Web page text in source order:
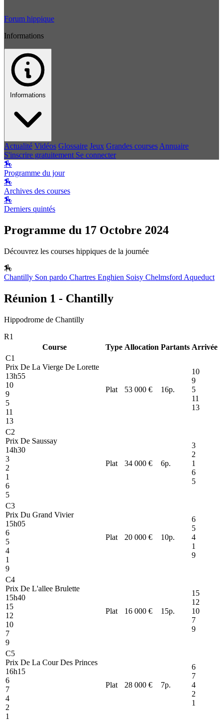
Forum hippique
Informations
Informations
Actualité Vidéos Glossaire Jeux Grandes courses Annuaire
S'inscrire gratuitement Se connecter
🏇
Programme du jour
🏇
Archives des courses
🏇
Derniers quintés
Programme du 17 Octobre 2024
Découvrez les courses hippiques de la journée
🏇
Chantilly Son pardo Chartres Enghien Soisy Chelmsford Aqueduct
Réunion 1 - Chantilly
Hippodrome de Chantilly
R1
Course
Type Allocation Partants Arrivée
C1
Prix De La Vierge De Lorette
13h55
10
9
5
11
13
Plat 53 000 € 16p.
10
9
5
11
13
C2
Prix De Saussay
14h30
3
2
1
6
5
Plat 34 000 € 6p.
3
2
1
6
5
C3
Prix Du Grand Vivier
15h05
6
5
4
1
9
Plat 20 000 € 10p.
6
5
4
1
9
C4
Prix De L'allee Brulette
15h40
15
12
10
7
9
Plat 16 000 € 15p.
15
12
10
7
9
C5
Prix De La Cour Des Princes
16h15
6
7
4
2
1
Plat 28 000 € 7p.
6
7
4
2
1